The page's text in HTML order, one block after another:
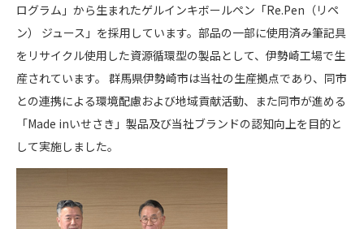
ログラム」から生まれたゲルインキボールペン「Re.Pen（リペ
ン） ジュース」を採用しています。部品の一部に使用済み筆記具
をリサイクル使用した資源循環型の製品として、伊勢崎工場で生
産されています。 群馬県伊勢崎市は当社の生産拠点であり、同市
との連携による環境配慮および地域貢献活動、また同市が進める
「Made inいせさき」製品及び当社ブランドの認知向上を目的と
して実施しました。